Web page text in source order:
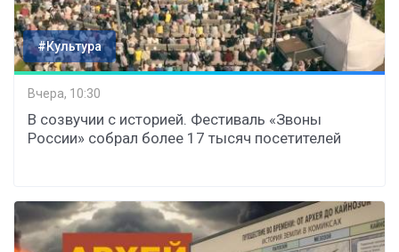
#Культура
Вчера, 10:30
В созвучии с историей. Фестиваль «Звоны
России» собрал более 17 тысяч посетителей